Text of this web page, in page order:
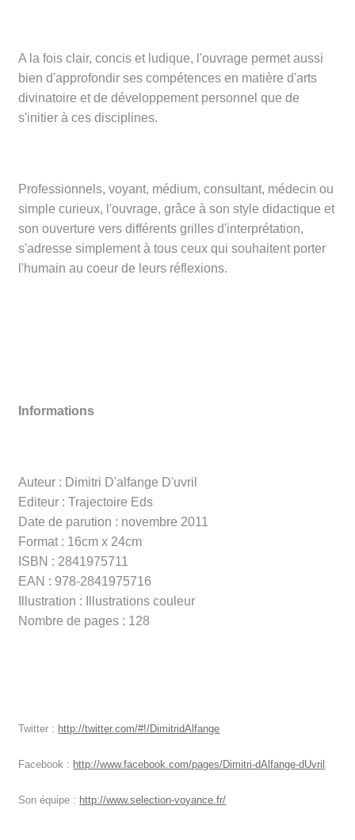
A la fois clair, concis et ludique, l'ouvrage permet aussi
bien d'approfondir ses compétences en matière d'arts
divinatoire et de développement personnel que de
s'initier à ces disciplines.
Professionnels, voyant, médium, consultant, médecin ou
simple curieux, l'ouvrage, grâce à son style didactique et
son ouverture vers différents grilles d'interprétation,
s'adresse simplement à tous ceux qui souhaitent porter
l'humain au coeur de leurs réflexions.
Informations
Auteur : Dimitri D'alfange D'uvril
Editeur : Trajectoire Eds
Date de parution : novembre 2011
Format : 16cm x 24cm
ISBN : 2841975711
EAN : 978-2841975716
Illustration : Illustrations couleur
Nombre de pages : 128
Twitter : http://twitter.com/#!/DimitridAlfange
Facebook : http://www.facebook.com/pages/Dimitri-dAlfange-dUvril
Son équipe : http://www.selection-voyance.fr/